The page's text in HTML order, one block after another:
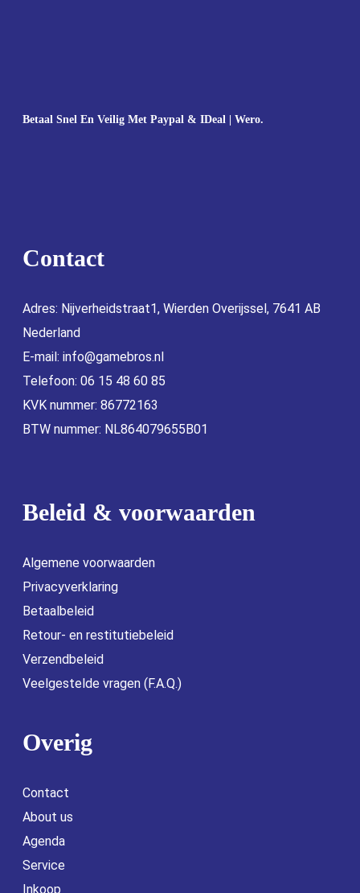
Betaal Snel En Veilig Met Paypal & IDeal | Wero.
Contact
Adres: Nijverheidstraat1, Wierden Overijssel, 7641 AB
Nederland
E-mail: info@gamebros.nl
Telefoon: 06 15 48 60 85
KVK nummer: 86772163
BTW nummer: NL864079655B01
Beleid & voorwaarden
Algemene voorwaarden
Privacyverklaring
Betaalbeleid
Retour- en restitutiebeleid
Verzendbeleid
Veelgestelde vragen (F.A.Q.)
Overig
Contact
About us
Agenda
Service
Inkoop